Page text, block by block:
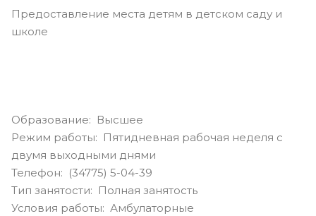
Предоставление места детям в детском саду и
школе
Образование: Высшее
Режим работы: Пятидневная рабочая неделя с
двумя выходными днями
Телефон: (34775) 5-04-39
Тип занятости: Полная занятость
Условия работы: Амбулаторные